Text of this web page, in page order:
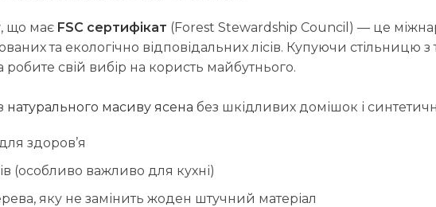
що має FSC сертифікат (Forest Stewardship Council) — це
та екологічно відповідальних лісів. Купуючи стільницю
свій вибір на користь майбутнього.
натурального масиву ясена без шкідливих домішок і
здоров’я
(особливо важливо для кухні)
яку не замінить жоден штучний матеріал